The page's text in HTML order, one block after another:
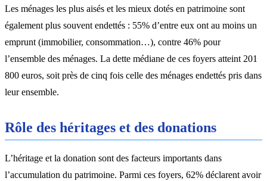
Les ménages les plus aisés et les mieux dotés en patrimoine sont
également plus souvent endettés : 55% d’entre eux ont au moins un
emprunt (immobilier, consommation…), contre 46% pour
l’ensemble des ménages. La dette médiane de ces foyers atteint 201
800 euros, soit près de cinq fois celle des ménages endettés pris dans
leur ensemble.
Rôle des héritages et des donations
L’héritage et la donation sont des facteurs importants dans
l’accumulation du patrimoine. Parmi ces foyers, 62% déclarent avoir